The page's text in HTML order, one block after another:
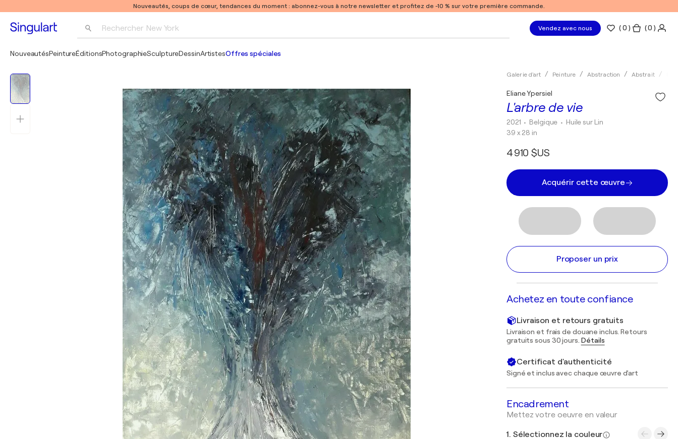
Nouveautés, coups de cœur, tendances du moment : abonnez-vous à notre newsletter et profitez de -10 % sur votre première commande.
Rechercher New York
Pablo Picasso
Vendez avec nous (0 ) ( 0 )
NouveautésPeintureÉditionsPhotographieSculptureDessinArtistesOffres spéciales
Galerie d'art Peinture Abstraction Abstrait
L'arbre de vie
Eliane Ypersiel
2021 • Belgique • Huile sur Lin
39 x 28 in
4 910 $US
Acquérir cette œuvre
Proposer un prix
Achetez en toute confiance
Livraison et retours gratuits
Livraison et frais de douane inclus. Retours
gratuits sous 30 jours. Détails
Certificat d'authenticité
Signé et inclus avec chaque œuvre d'art
Encadrement
Mettez votre oeuvre en valeur
1. Sélectionnez la couleur